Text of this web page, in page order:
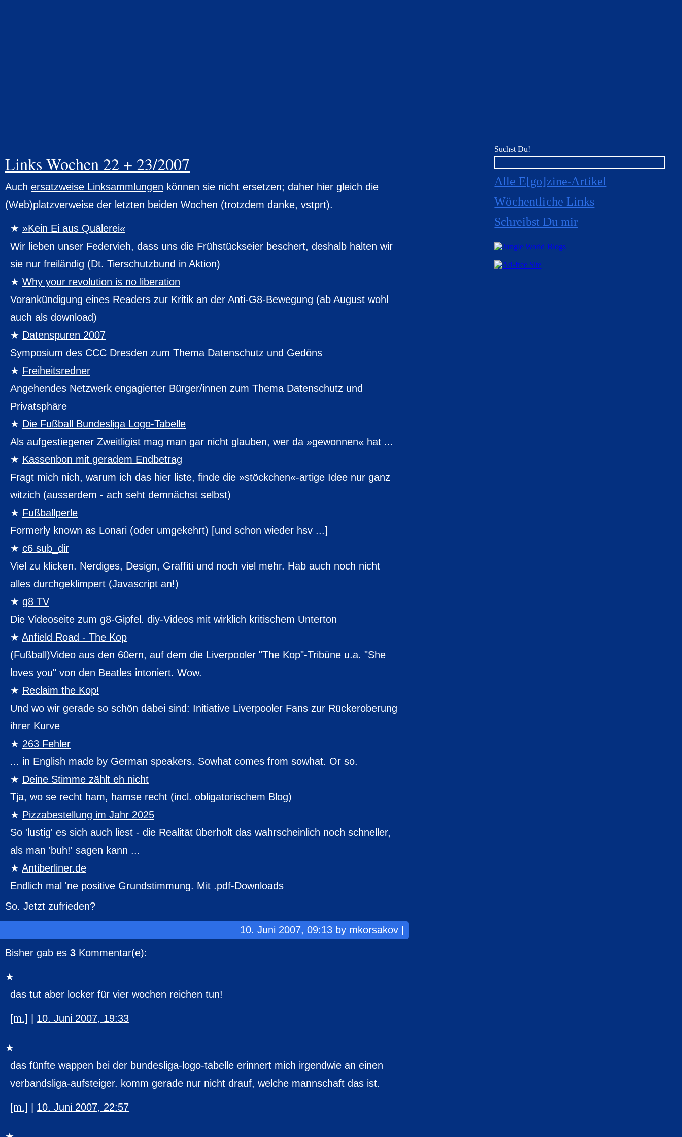
Links Wochen 22 + 23/2007
Auch ersatzweise Linksammlungen können sie nicht ersetzen; daher hier gleich die
(Web)platzverweise der letzten beiden Wochen (trotzdem danke, vstprt).
»Kein Ei aus Quälerei«
Wir lieben unser Federvieh, dass uns die Frühstückseier beschert, deshalb halten wir
sie nur freiländig (Dt. Tierschutzbund in Aktion)
Why your revolution is no liberation
Vorankündigung eines Readers zur Kritik an der Anti-G8-Bewegung (ab August wohl
auch als download)
Datenspuren 2007
Symposium des CCC Dresden zum Thema Datenschutz und Gedöns
Freiheitsredner
Angehendes Netzwerk engagierter Bürger/innen zum Thema Datenschutz und
Privatsphäre
Die Fußball Bundesliga Logo-Tabelle
Als aufgestiegener Zweitligist mag man gar nicht glauben, wer da »gewonnen« hat ...
Kassenbon mit geradem Endbetrag
Fragt mich nich, warum ich das hier liste, finde die »stöckchen«-artige Idee nur ganz
witzich (ausserdem - ach seht demnächst selbst)
Fußballperle
Formerly known as Lonari (oder umgekehrt) [und schon wieder hsv ...]
c6 sub_dir
Viel zu klicken. Nerdiges, Design, Graffiti und noch viel mehr. Hab auch noch nicht
alles durchgeklimpert (Javascript an!)
g8 TV
Die Videoseite zum g8-Gipfel. diy-Videos mit wirklich kritischem Unterton
Anfield Road - The Kop
(Fußball)Video aus den 60ern, auf dem die Liverpooler "The Kop"-Tribüne u.a. "She
loves you" von den Beatles intoniert. Wow.
Reclaim the Kop!
Und wo wir gerade so schön dabei sind: Initiative Liverpooler Fans zur Rückeroberung
ihrer Kurve
263 Fehler
... in English made by German speakers. Sowhat comes from sowhat. Or so.
Deine Stimme zählt eh nicht
Tja, wo se recht ham, hamse recht (incl. obligatorischem Blog)
Pizzabestellung im Jahr 2025
So 'lustig' es sich auch liest - die Realität überholt das wahrscheinlich noch schneller,
als man 'buh!' sagen kann ...
Antiberliner.de
Endlich mal 'ne positive Grundstimmung. Mit .pdf-Downloads
So. Jetzt zufrieden?
10. Juni 2007, 09:13 by mkorsakov |
Bisher gab es 3 Kommentar(e):
das tut aber locker für vier wochen reichen tun!
[m.] 10. Juni 2007, 19:33
das fünfte wappen bei der bundesliga-logo-tabelle erinnert mich irgendwie an einen
verbandsliga-aufsteiger. komm gerade nur nicht drauf, welche mannschaft das ist.
[m.] 10. Juni 2007, 22:57
Suchst Du!
Alle E[go]zine-Artikel
Wöchentliche Links
Schreibst Du mir